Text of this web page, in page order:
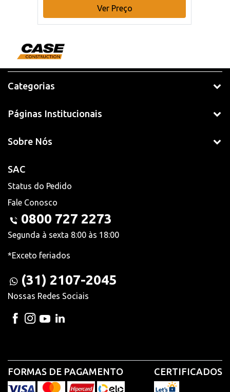
Ver Preço
Categorias
Páginas Institucionais
Sobre Nós
SAC
Status do Pedido
Fale Conosco
0800 727 2273
Segunda à sexta 8:00 às 18:00
*Exceto feriados
(31) 2107-2045
Nossas Redes Sociais
FORMAS DE PAGAMENTO CERTIFICADOS